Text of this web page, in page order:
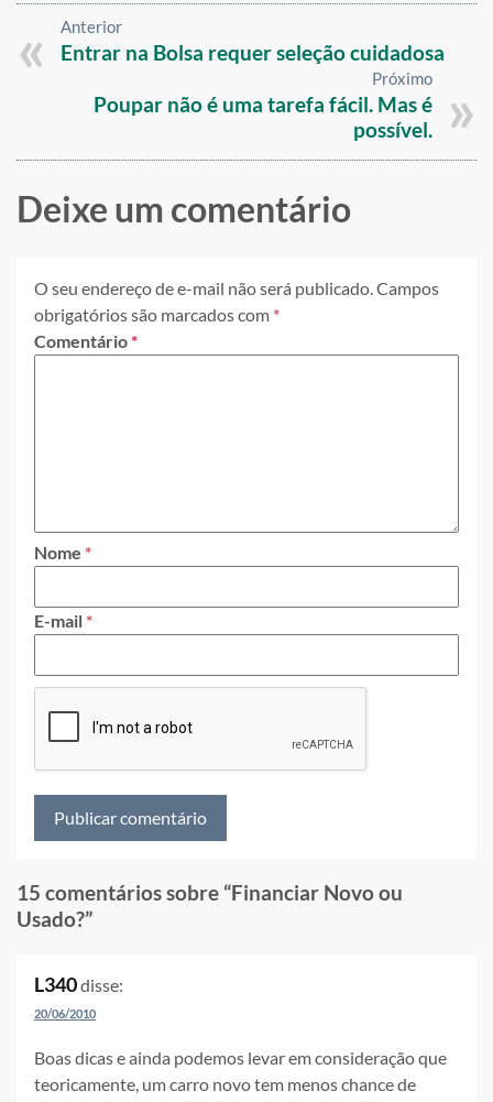
Anterior
Entrar na Bolsa requer seleção cuidadosa
Próximo
Poupar não é uma tarefa fácil. Mas é
possível.
Deixe um comentário
O seu endereço de e-mail não será publicado.Campos
obrigatórios são marcados com *
Comentário*
Nome *
E-mail *
15 comentários sobre “Financiar Novo ou
Usado?”
L340disse:
20/06/2010
Boas dicas e ainda podemos levar em consideração que
teoricamente, um carro novo tem menos chance de